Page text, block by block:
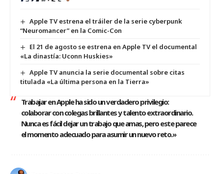
Apple TV estrena el tráiler de la serie cyberpunk
“Neuromancer” en la Comic-Con
El 21 de agosto se estrena en Apple TV el documental
«La dinastía: Uconn Huskies»
Apple TV anuncia la serie documental sobre citas
titulada «La última persona en la Tierra»
Trabajar en Apple ha sido un verdadero privilegio:
colaborar con colegas brillantes y talento extraordinario.
Nunca es fácil dejar un trabajo que amas, pero este parece
el momento adecuado para asumir un nuevo reto.»